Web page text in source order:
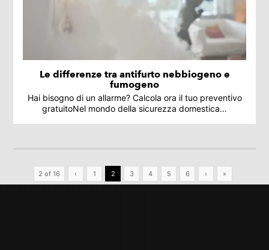
Le differenze tra antifurto nebbiogeno e
fumogeno
Hai bisogno di un allarme? Calcola ora il tuo preventivo
gratuitoNel mondo della sicurezza domestica…
2 of 16 ‹ 1 2 3 4 5 6 › »